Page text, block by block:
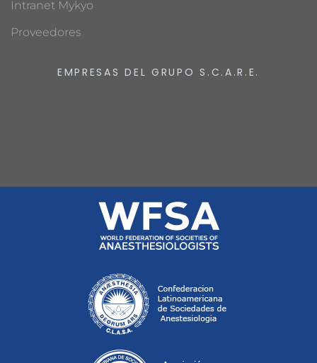
Intranet Mykyo
Proveedores
EMPRESAS DEL GRUPO S.C.A.R.E.